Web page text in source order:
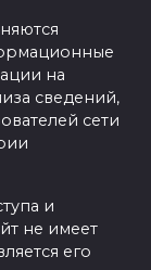
на
сведений,
сети
и
не имеет
его